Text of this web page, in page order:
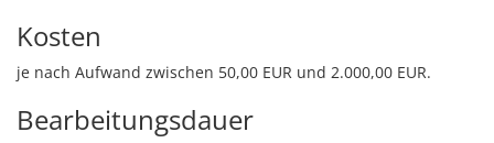
Kosten
je nach Aufwand zwischen 50,00 EUR und 2.000,00 EUR.
Bearbeitungsdauer